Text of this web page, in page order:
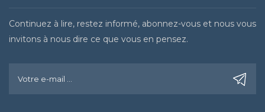
Continuez à lire, restez informé, abonnez-vous et nous vous
invitons à nous dire ce que vous en pensez.